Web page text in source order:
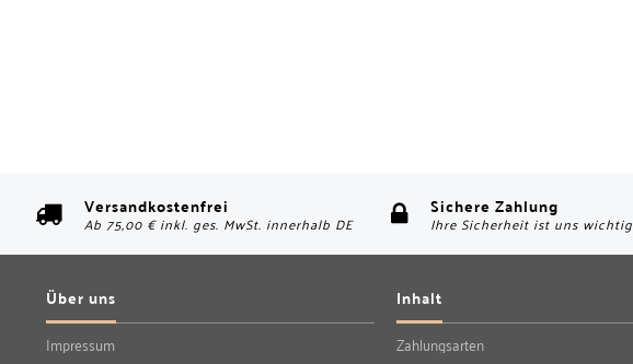
Versandkostenfrei
Ab 75,00 € inkl. ges. MwSt. innerhalb DE
Sichere Zahlung
Ihre Sicherheit ist uns wichtig
Über uns
Impressum
Inhalt
Zahlungsarten